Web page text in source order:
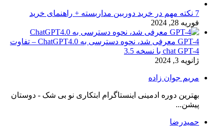
7 نکته مهم در خرید دوربین مداربسته + راهنمای خرید
فوریه 28, 2024
GPT-4 معرفی شد، نحوه دسترسی به ChatGPT4.0 – تفاوت
chat GPT-4 با نسخه 3.5
ژانویه 3, 2024
مریم جوان زاده
بهترین دوره ادمینی اینستاگرام ابتکاری نو بی شک - دوستان
پیشن...
حمیدرضا